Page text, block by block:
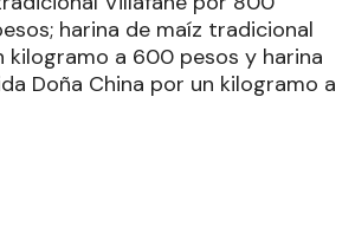
harina de maíz tradicional
kilogramo a 600 pesos y harina
Doña China por un kilogramo a